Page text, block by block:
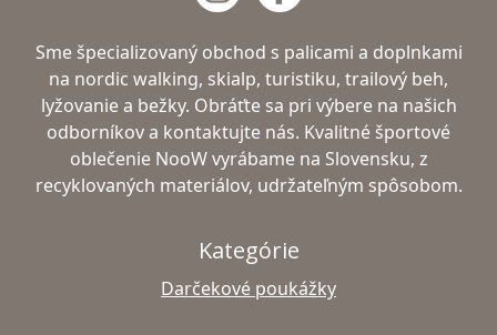
Sme špecializovaný obchod s palicami a doplnkami
na nordic walking, skialp, turistiku, trailový beh,
lyžovanie a bežky. Obráťte sa pri výbere na našich
odborníkov a kontaktujte nás. Kvalitné športové
oblečenie NooW vyrábame na Slovensku, z
recyklovaných materiálov, udržateľným spôsobom.
Kategórie
Darčekové poukážky